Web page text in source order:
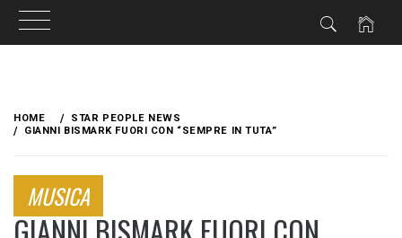
content
HOME
STAR PEOPLE NEWS
GIANNI BISMARK FUORI CON “SEMPRE IN TUTA”
MUSICA